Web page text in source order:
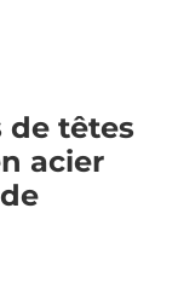
de têtes
acier